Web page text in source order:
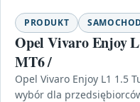
PRODUKT
Opel Vivaro Enjoy
MT6 /
Opel Vivaro Enjoy L1 1.5
wybór dla